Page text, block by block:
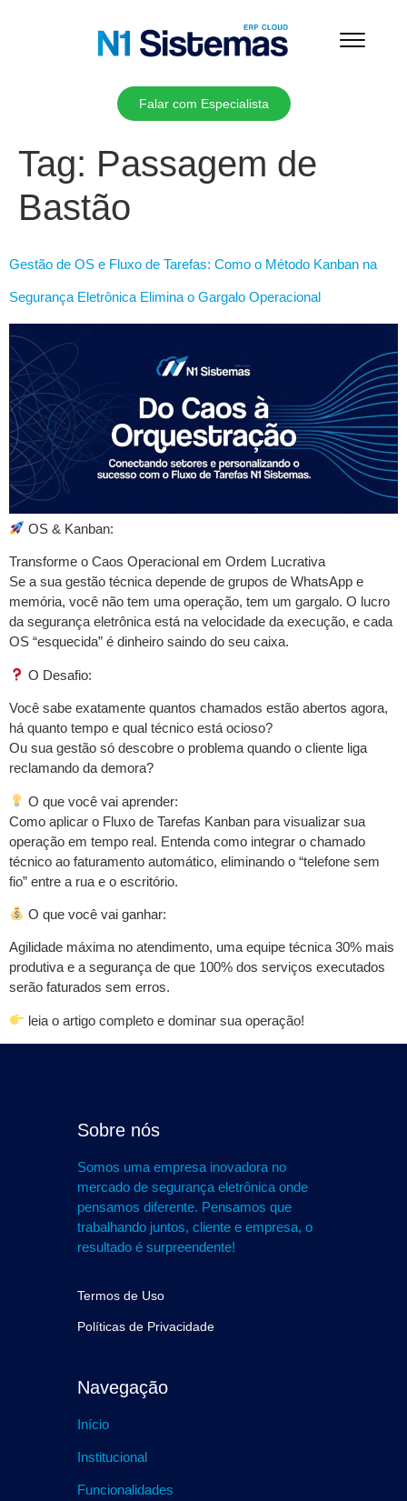
Falar com Especialista
Tag: Passagem de
Bastão
Gestão de OS e Fluxo de Tarefas: Como o Método Kanban na
Segurança Eletrônica Elimina o Gargalo Operacional
OS & Kanban:
Transforme o Caos Operacional em Ordem Lucrativa
Se a sua gestão técnica depende de grupos de WhatsApp e
memória, você não tem uma operação, tem um gargalo. O lucro
da segurança eletrônica está na velocidade da execução, e cada
OS “esquecida” é dinheiro saindo do seu caixa.
O Desafio:
Você sabe exatamente quantos chamados estão abertos agora,
há quanto tempo e qual técnico está ocioso?
Ou sua gestão só descobre o problema quando o cliente liga
reclamando da demora?
O que você vai aprender:
Como aplicar o Fluxo de Tarefas Kanban para visualizar sua
operação em tempo real. Entenda como integrar o chamado
técnico ao faturamento automático, eliminando o “telefone sem
fio” entre a rua e o escritório.
O que você vai ganhar:
Agilidade máxima no atendimento, uma equipe técnica 30% mais
produtiva e a segurança de que 100% dos serviços executados
serão faturados sem erros.
leia o artigo completo e dominar sua operação!
Sobre nós
Somos uma empresa inovadora no
mercado de segurança eletrônica onde
pensamos diferente. Pensamos que
trabalhando juntos, cliente e empresa, o
resultado é surpreendente!
Termos de Uso
Políticas de Privacidade
Navegação
Início
Institucional
Funcionalidades